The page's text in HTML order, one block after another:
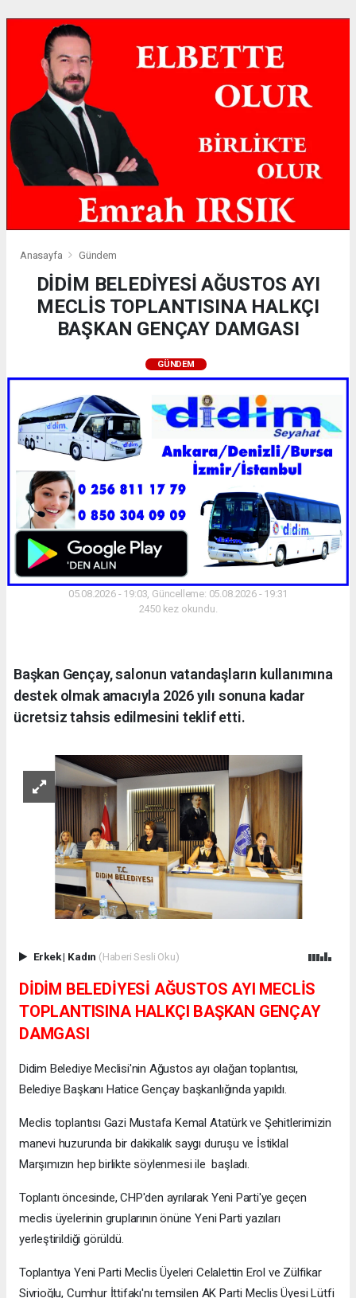
Anasayfa Gündem
DİDİM BELEDİYESİ AĞUSTOS AYI
MECLİS TOPLANTISINA HALKÇI
BAŞKAN GENÇAY DAMGASI
GÜNDEM
05.08.2026 - 19:03, Güncelleme: 05.08.2026 - 19:31
2450 kez okundu.
Başkan Gençay, salonun vatandaşların kullanımına
destek olmak amacıyla 2026 yılı sonuna kadar
ücretsiz tahsis edilmesini teklif etti.
Erkek| Kadın (Haberi Sesli Oku)
DİDİM BELEDİYESİ AĞUSTOS AYI MECLİS
TOPLANTISINA HALKÇI BAŞKAN GENÇAY
DAMGASI
Didim Belediye Meclisi'nin Ağustos ayı olağan toplantısı,
Belediye Başkanı Hatice Gençay başkanlığında yapıldı.
Meclis toplantısı Gazi Mustafa Kemal Atatürk ve Şehitlerimizin
manevi huzurunda bir dakikalık saygı duruşu ve İstiklal
Marşımızın hep birlikte söylenmesi ile başladı.
Toplantı öncesinde, CHP'den ayrılarak Yeni Parti'ye geçen
meclis üyelerinin gruplarının önüne Yeni Parti yazıları
yerleştirildiği görüldü.
Toplantıya Yeni Parti Meclis Üyeleri Celalettin Erol ve Zülfikar
Sivrioğlu, Cumhur İttifakı'nı temsilen AK Parti Meclis Üyesi Lütfi